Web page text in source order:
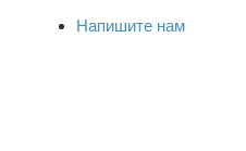
Напишите нам